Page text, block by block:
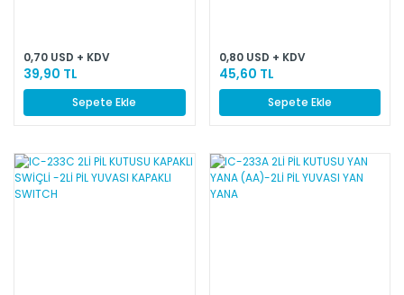
0,70 USD + KDV
39,90 TL
Sepete Ekle
0,80 USD + KDV
45,60 TL
Sepete Ekle